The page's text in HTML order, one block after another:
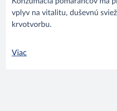
vplyv na vitalitu, duševnú
krvotvorbu.
Viac